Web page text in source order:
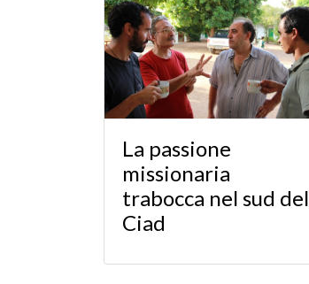
La passione
missionaria
trabocca nel sud del
Ciad